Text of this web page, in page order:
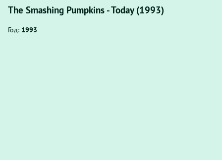
The Smashing Pumpkins - Today (1993)
Год: 1993